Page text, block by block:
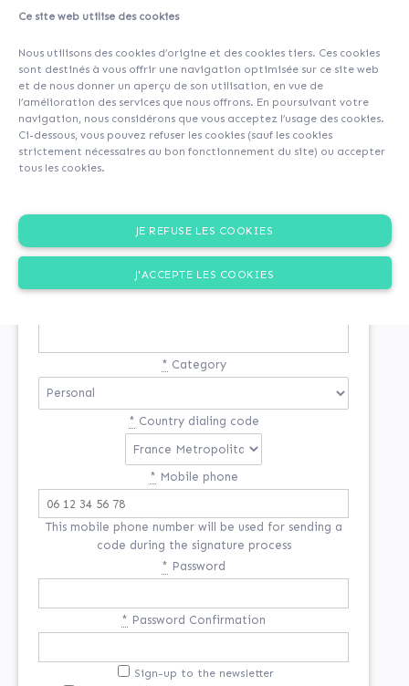
Ce site web utilise des cookies
Nous utilisons des cookies d’origine et des cookies tiers. Ces cookies
sont destinés à vous offrir une navigation optimisée sur ce site web
et de nous donner un aperçu de son utilisation, en vue de
l’amélioration des services que nous offrons. En poursuivant votre
navigation, nous considérons que vous acceptez l’usage des cookies.
Ci-dessous, vous pouvez refuser les cookies (sauf les cookies
strictement nécessaires au bon fonctionnement du site) ou accepter
tous les cookies.
JE REFUSE LES COOKIES
J'ACCEPTE LES COOKIES
You are not registered
* Category
* Country dialing code
* Mobile phone
This mobile phone number will be used for sending a
code during the signature process
* Password
* Password Confirmation
Sign-up to the newsletter